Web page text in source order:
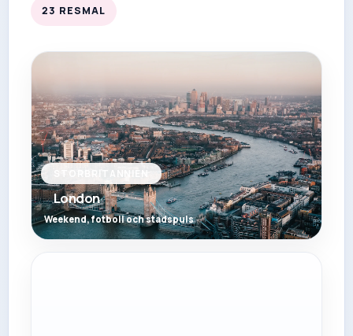
23 RESMAL
STORBRITANNIEN
London
Weekend, fotboll och stadspuls